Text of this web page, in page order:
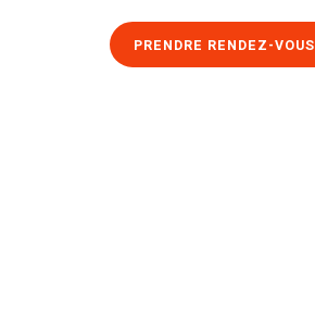
PRENDRE RENDEZ-VOUS